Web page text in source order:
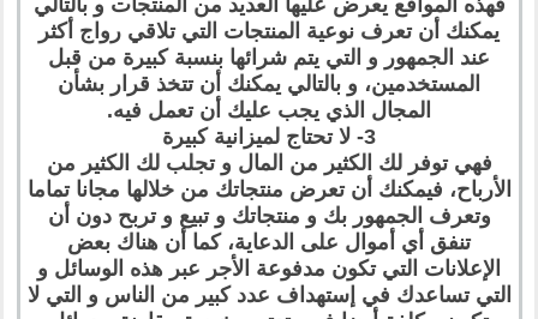
يمكنك أن تعرف نوعية المنتجات التي تلاقي رواج أكثر
عند الجمهور و التي يتم شرائها بنسبة كبيرة من قبل
المستخدمين، و بالتالي يمكنك أن تتخذ قرار بشأن
المجال الذي يجب عليك أن تعمل فيه.
3- لا تحتاج لميزانية كبيرة
فهي توفر لك الكثير من المال و تجلب لك الكثير من
الأرباح، فيمكنك أن تعرض منتجاتك من خلالها مجانا تماما
وتعرف الجمهور بك و منتجاتك و تبيع و تربح دون أن
تنفق أي أموال على الدعاية، كما أن هناك بعض
الإعلانات التي تكون مدفوعة الأجر عبر هذه الوسائل و
التي تساعدك في إستهداف عدد كبير من الناس و التي لا